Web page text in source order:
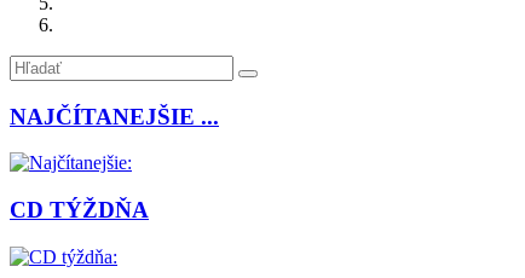
NAJČÍTANEJŠIE ...
CD TÝŽDŇA